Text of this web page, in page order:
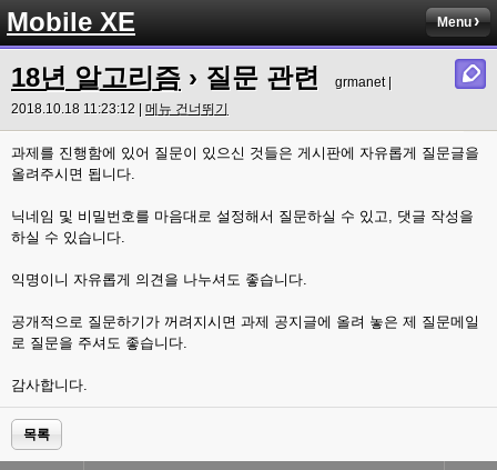
Mobile XE Menu
18년 알고리즘 › 질문 관련
grmanet |
2018.10.18 11:23:12 | 메뉴 건너뛰기
과제를 진행함에 있어 질문이 있으신 것들은 게시판에 자유롭게 질문글을
올려주시면 됩니다.
닉네임 및 비밀번호를 마음대로 설정해서 질문하실 수 있고, 댓글 작성을
하실 수 있습니다.
익명이니 자유롭게 의견을 나누셔도 좋습니다.
공개적으로 질문하기가 꺼려지시면 과제 공지글에 올려 놓은 제 질문메일
로 질문을 주셔도 좋습니다.
감사합니다.
목록